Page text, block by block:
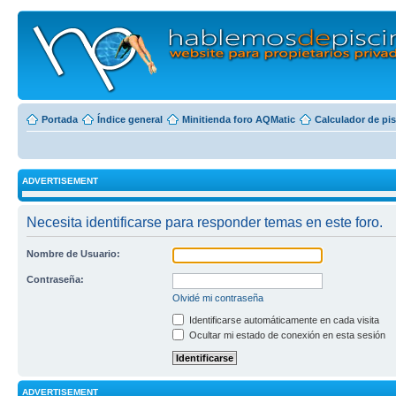
Portada Índice general Minitienda foro AQMatic Calculador de
ADVERTISEMENT
Necesita identificarse para responder temas en este foro.
Nombre de Usuario:
Contraseña:
Olvidé mi contraseña
Identificarse automáticamente en cada visita
Ocultar mi estado de conexión en esta sesión
ADVERTISEMENT